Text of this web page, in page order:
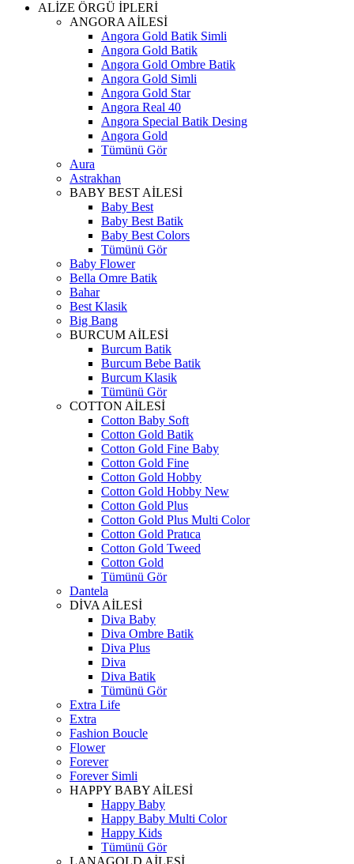
ALİZE ÖRGÜ İPLERİ
ANGORA AİLESİ
Angora Gold Batik Simli
Angora Gold Batik
Angora Gold Ombre Batik
Angora Gold Simli
Angora Gold Star
Angora Real 40
Angora Special Batik Desing
Angora Gold
Tümünü Gör
Aura
Astrakhan
BABY BEST AİLESİ
Baby Best
Baby Best Batik
Baby Best Colors
Tümünü Gör
Baby Flower
Bella Omre Batik
Bahar
Best Klasik
Big Bang
BURCUM AİLESİ
Burcum Batik
Burcum Bebe Batik
Burcum Klasik
Tümünü Gör
COTTON AİLESİ
Cotton Baby Soft
Cotton Gold Batik
Cotton Gold Fine Baby
Cotton Gold Fine
Cotton Gold Hobby
Cotton Gold Hobby New
Cotton Gold Plus
Cotton Gold Plus Multi Color
Cotton Gold Pratıca
Cotton Gold Tweed
Cotton Gold
Tümünü Gör
Dantela
DİVA AİLESİ
Diva Baby
Diva Ombre Batik
Diva Plus
Diva
Diva Batik
Tümünü Gör
Extra Life
Extra
Fashion Boucle
Flower
Forever
Forever Simli
HAPPY BABY AİLESİ
Happy Baby
Happy Baby Multi Color
Happy Kids
Tümünü Gör
LANAGOLD AİLESİ